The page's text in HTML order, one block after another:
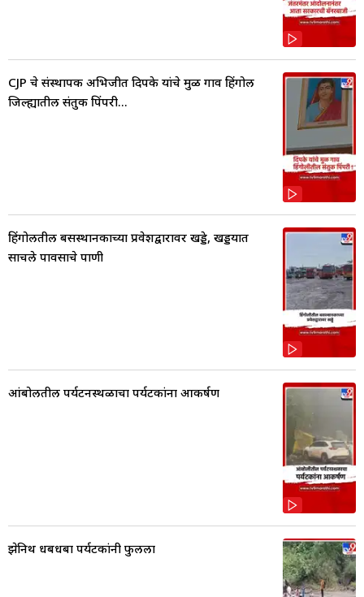
CJP चे संस्थापक अभिजीत दिपके यांचे मुळ गाव हिंगोली
जिल्ह्यातील संतुक पिंपरी...
हिंगोलीतील बसस्थानकाच्या प्रवेशद्वारावर खड्डे, खड्डयात
साचले पावसाचे पाणी
आंबोलीतील पर्यटनस्थळाचा पर्यटकांना आकर्षण
झेनिथ धबधबा पर्यटकांनी फुलला